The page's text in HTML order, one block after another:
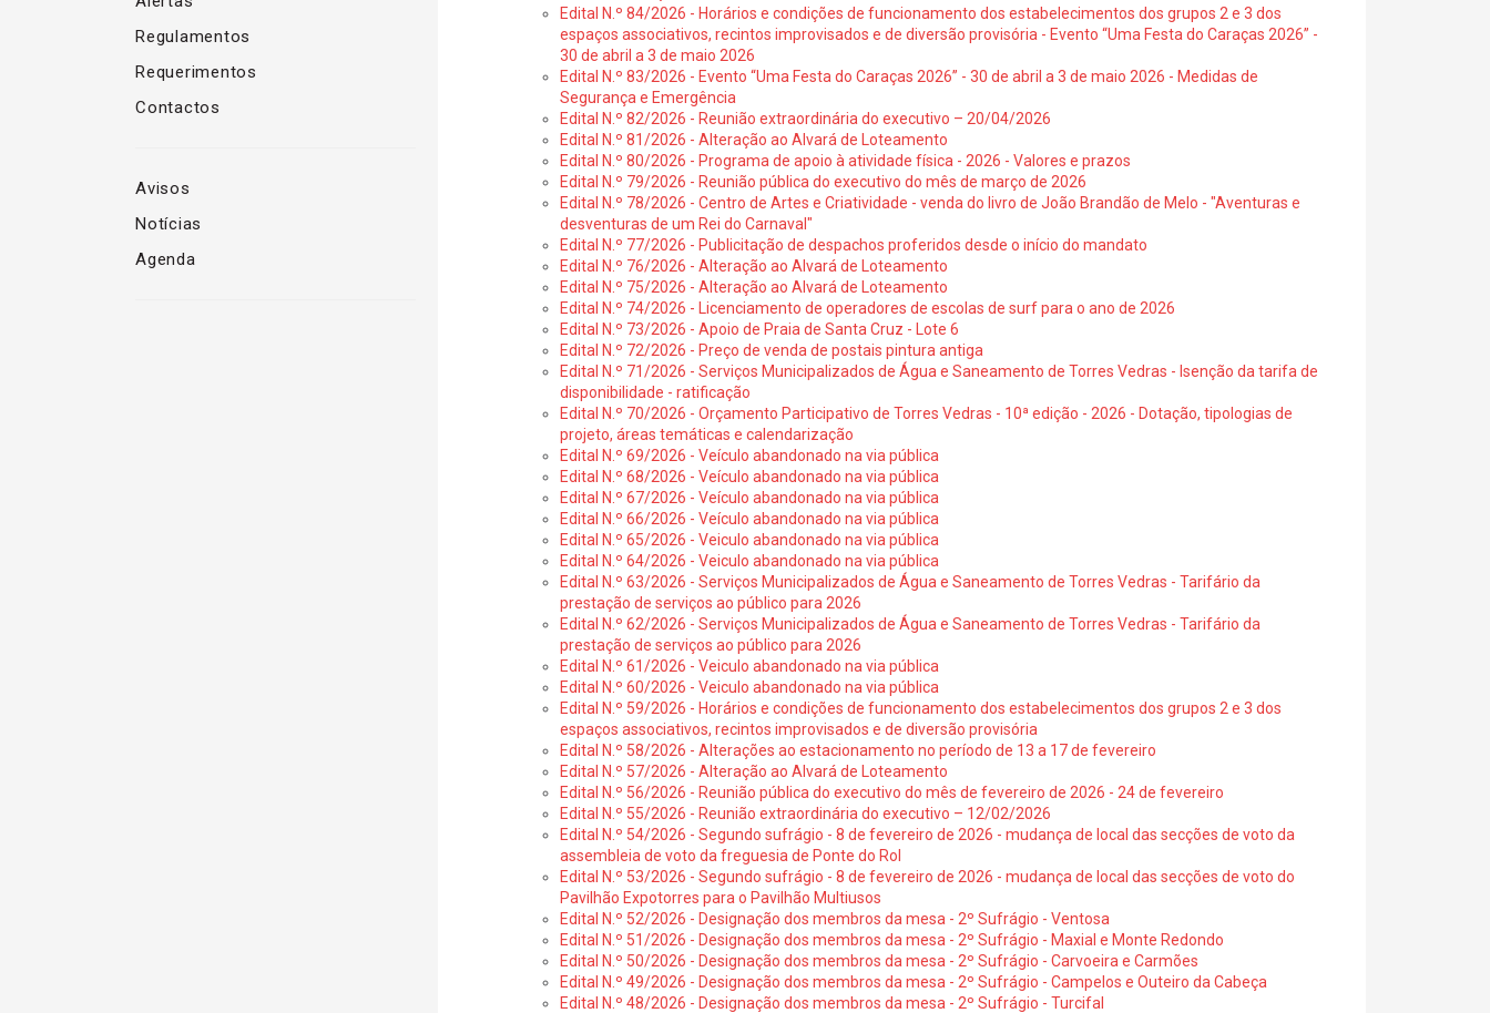
Regulamentos
Requerimentos
Contactos
Avisos
Notícias
Agenda
Edital N.º 84/2026 - Horários e condições de funcionamento dos estabelecimentos dos grupos 2 e 3 dos
espaços associativos, recintos improvisados e de diversão provisória - Evento “Uma Festa do Caraças 2026” -
30 de abril a 3 de maio 2026
Edital N.º 83/2026 - Evento “Uma Festa do Caraças 2026” - 30 de abril a 3 de maio 2026 - Medidas de
Segurança e Emergência
Edital N.º 82/2026 - Reunião extraordinária do executivo – 20/04/2026
Edital N.º 81/2026 - Alteração ao Alvará de Loteamento
Edital N.º 80/2026 - Programa de apoio à atividade física - 2026 - Valores e prazos
Edital N.º 79/2026 - Reunião pública do executivo do mês de março de 2026
Edital N.º 78/2026 - Centro de Artes e Criatividade - venda do livro de João Brandão de Melo - "Aventuras e
desventuras de um Rei do Carnaval"
Edital N.º 77/2026 - Publicitação de despachos proferidos desde o início do mandato
Edital N.º 76/2026 - Alteração ao Alvará de Loteamento
Edital N.º 75/2026 - Alteração ao Alvará de Loteamento
Edital N.º 74/2026 - Licenciamento de operadores de escolas de surf para o ano de 2026
Edital N.º 73/2026 - Apoio de Praia de Santa Cruz - Lote 6
Edital N.º 72/2026 - Preço de venda de postais pintura antiga
Edital N.º 71/2026 - Serviços Municipalizados de Água e Saneamento de Torres Vedras - Isenção da tarifa de
disponibilidade - ratificação
Edital N.º 70/2026 - Orçamento Participativo de Torres Vedras - 10ª edição - 2026 - Dotação, tipologias de
projeto, áreas temáticas e calendarização
Edital N.º 69/2026 - Veículo abandonado na via pública
Edital N.º 68/2026 - Veículo abandonado na via pública
Edital N.º 67/2026 - Veículo abandonado na via pública
Edital N.º 66/2026 - Veículo abandonado na via pública
Edital N.º 65/2026 - Veiculo abandonado na via pública
Edital N.º 64/2026 - Veiculo abandonado na via pública
Edital N.º 63/2026 - Serviços Municipalizados de Água e Saneamento de Torres Vedras - Tarifário da
prestação de serviços ao público para 2026
Edital N.º 62/2026 - Serviços Municipalizados de Água e Saneamento de Torres Vedras - Tarifário da
prestação de serviços ao público para 2026
Edital N.º 61/2026 - Veiculo abandonado na via pública
Edital N.º 60/2026 - Veiculo abandonado na via pública
Edital N.º 59/2026 - Horários e condições de funcionamento dos estabelecimentos dos grupos 2 e 3 dos
espaços associativos, recintos improvisados e de diversão provisória
Edital N.º 58/2026 - Alterações ao estacionamento no período de 13 a 17 de fevereiro
Edital N.º 57/2026 - Alteração ao Alvará de Loteamento
Edital N.º 56/2026 - Reunião pública do executivo do mês de fevereiro de 2026 - 24 de fevereiro
Edital N.º 55/2026 - Reunião extraordinária do executivo – 12/02/2026
Edital N.º 54/2026 - Segundo sufrágio - 8 de fevereiro de 2026 - mudança de local das secções de voto da
assembleia de voto da freguesia de Ponte do Rol
Edital N.º 53/2026 - Segundo sufrágio - 8 de fevereiro de 2026 - mudança de local das secções de voto do
Pavilhão Expotorres para o Pavilhão Multiusos
Edital N.º 52/2026 - Designação dos membros da mesa - 2º Sufrágio - Ventosa
Edital N.º 51/2026 - Designação dos membros da mesa - 2º Sufrágio - Maxial e Monte Redondo
Edital N.º 50/2026 - Designação dos membros da mesa - 2º Sufrágio - Carvoeira e Carmões
Edital N.º 49/2026 - Designação dos membros da mesa - 2º Sufrágio - Campelos e Outeiro da Cabeça
Edital N.º 48/2026 - Designação dos membros da mesa - 2º Sufrágio - Turcifal